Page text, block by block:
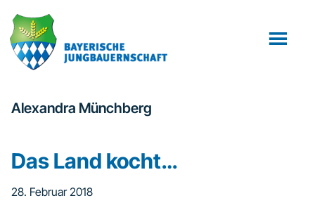
Inhalt
springen
Fußzeile
springen
Alexandra Münchberg
Das Land kocht…
28. Februar 2018